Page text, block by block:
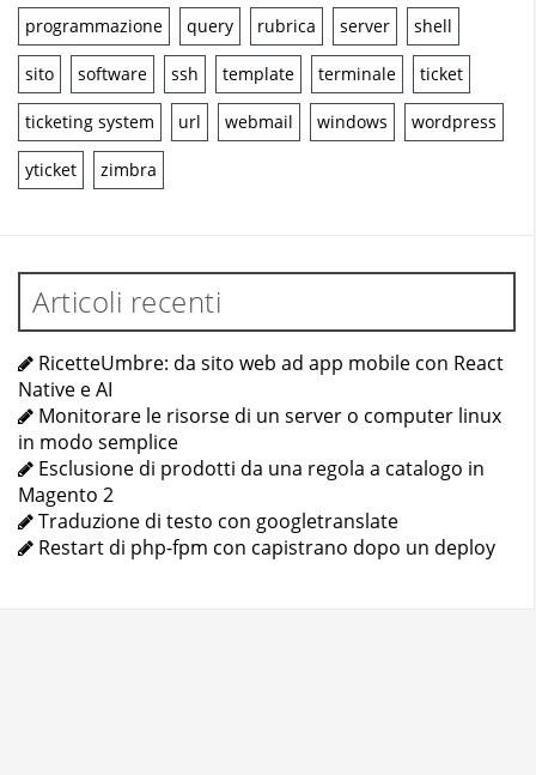
programmazione query rubrica server shell
sito software ssh template terminale ticket
ticketing system url webmail windows wordpress
yticket zimbra
Articoli recenti
RicetteUmbre: da sito web ad app mobile con React
Native e AI
Monitorare le risorse di un server o computer linux
in modo semplice
Esclusione di prodotti da una regola a catalogo in
Magento 2
Traduzione di testo con googletranslate
Restart di php-fpm con capistrano dopo un deploy